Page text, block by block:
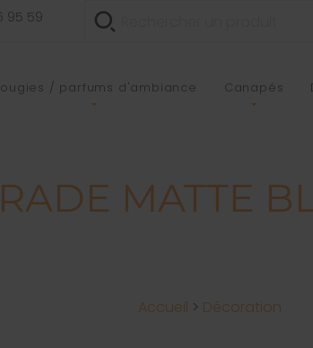
95 59
/ parfums d'ambiance Canapés
MATTE
Accueil > Décoration